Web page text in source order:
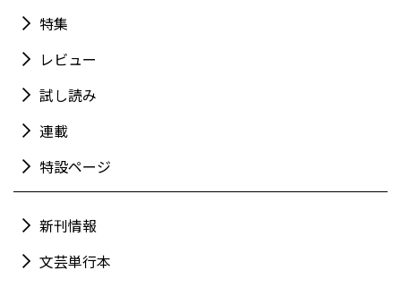
特集
レビュー
試し読み
連載
特設ページ
新刊情報
文芸単行本